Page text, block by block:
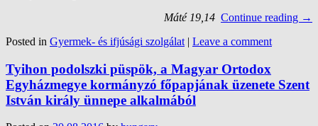
Máté 19,14 Continue reading →
Posted in Gyermek- és ifjúsági szolgálat | Leave a comment
Tyihon podolszki püspök, a Magyar Ortodox
Egyházmegye kormányzó főpapjának üzenete Szent
István király ünnepe alkalmából